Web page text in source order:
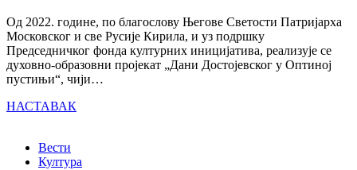
Од 2022. године, по благослову Његове Светости Патријарха
Московског и све Русије Кирила, и уз подршку
Председничког фонда културних иницијатива, реализује се
духовно-образовни пројекат „Дани Достојевског у Оптиној
пустињи“, чији…
НАСТАВАК
Вести
Култура